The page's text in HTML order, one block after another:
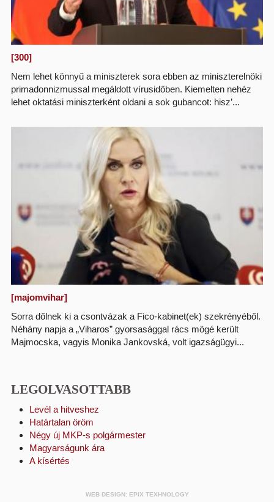
[300]
Nem lehet könnyű a miniszterek sora ebben az miniszterelnöki
primadonnizmussal megáldott vírusidőben. Kiemelten nehéz
lehet oktatási miniszterként oldani a sok gubancot: hisz’...
[majomvihar]
Sorra dőlnek ki a csontvázak a Fico-kabinet(ek) szekrényéből.
Néhány napja a „Viharos” gyorsasággal rács mögé került
Majmocska, vagyis Monika Jankovská, volt igazságügyi...
LEGOLVASOTTABB
Levél a hitveshez
Határtalan öröm
Négy új MKP-s polgármester
Magyarságunk ára
A kísértés
WEB DESIGN: EPIX TEXHNOLOGY